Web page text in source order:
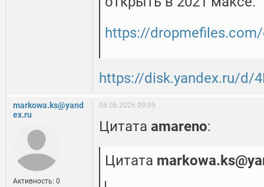
https://
https://disk.yandex.ru/d/
markowa.ks@yand
ex.ru
Активность: 0
06.06.2026 09:09
Цитата amareno:
Цитата